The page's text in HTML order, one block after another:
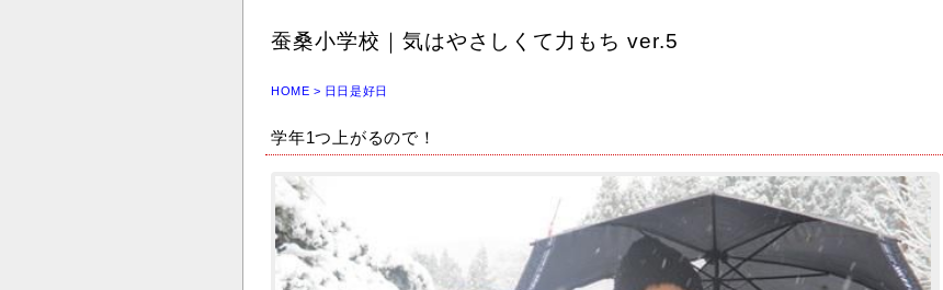
蚕桑小学校｜気はやさしくて力もち ver.5
HOME > 日日是好日
学年1つ上がるので！